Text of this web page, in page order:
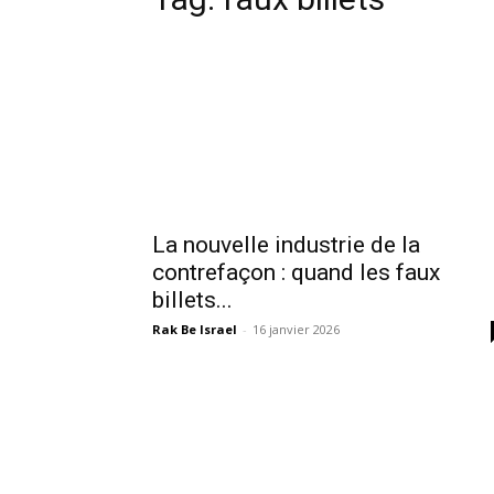
La nouvelle industrie de la
contrefaçon : quand les faux
billets...
Rak Be Israel - 16 janvier 2026